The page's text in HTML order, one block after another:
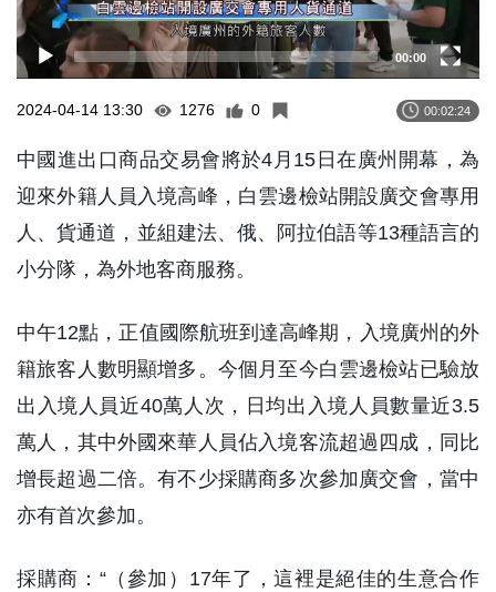
00:00
2024-04-14 13:30 1276 0 00:02:24
中國進出口商品交易會將於4月15日在廣州開幕，為
迎來外籍人員入境高峰，白雲邊檢站開設廣交會專用
人、貨通道，並組建法、俄、阿拉伯語等13種語言的
小分隊，為外地客商服務。
中午12點，正值國際航班到達高峰期，入境廣州的外
籍旅客人數明顯增多。今個月至今白雲邊檢站已驗放
出入境人員近40萬人次，日均出入境人員數量近3.5
萬人，其中外國來華人員佔入境客流超過四成，同比
增長超過二倍。有不少採購商多次參加廣交會，當中
亦有首次參加。
採購商：“（參加）17年了，這裡是絕佳的生意合作